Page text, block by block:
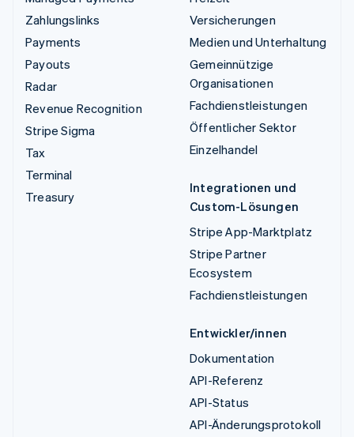
Zahlungslinks
Payments
Payouts
Radar
Revenue Recognition
Stripe Sigma
Tax
Terminal
Treasury
Versicherungen
Medien und Unterhaltung
Gemeinnützige
Organisationen
Fachdienstleistungen
Öffentlicher Sektor
Einzelhandel
Integrationen und
Custom-Lösungen
Stripe App-Marktplatz
Stripe Partner
Ecosystem
Fachdienstleistungen
Entwickler/innen
Dokumentation
API-Referenz
API-Status
API-Änderungsprotokoll